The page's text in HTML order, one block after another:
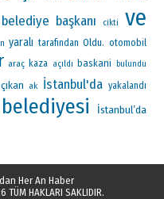
başkanı cikti ve
yaralı tarafından Oldu. otomobil
araç kaza açıldı baskani bulundu
çıkan ak İstanbul'da yakalandı
İstanbul’da
Her An Haber
HAKLARI SAKLIDIR.